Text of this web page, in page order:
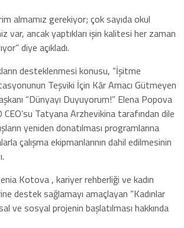
almamız gerekiyor; çok sayıda okul
var, ancak yaptıkları işin kalitesi her zaman
diye açıkladı.
desteklenmesi konusu, “İşitme
Teşviki İçin Kâr Amacı Gütmeyen
“Dünyayı Duyuyorum!” Elena Popova
CEO’su Tatyana Arzhevikina tarafından dile
yeniden donatılması programlarına
çalışma ekipmanlarının dahil edilmesinin
Kotova , kariyer rehberliği ve kadın
destek sağlamayı amaçlayan “Kadınlar
ve sosyal projenin başlatılması hakkında